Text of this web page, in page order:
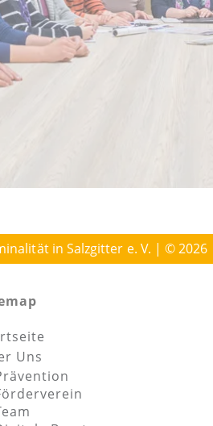
in Salzgitter e. V. | © 2026
Uns